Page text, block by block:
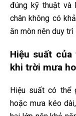
đúng kỹ thuật và
chân không có
ăn mòn nên duy
Hiệu suất
khi trời mưa
Hiệu suất có thể
hoặc mưa kéo